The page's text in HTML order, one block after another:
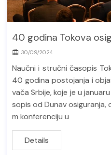
40 godina Tokova
30/09/2024
Naučni i stručni časopis
40 godina postojanja i
vača Srbije, koje je u
sopis od Dunav
m konferenciju u
Details